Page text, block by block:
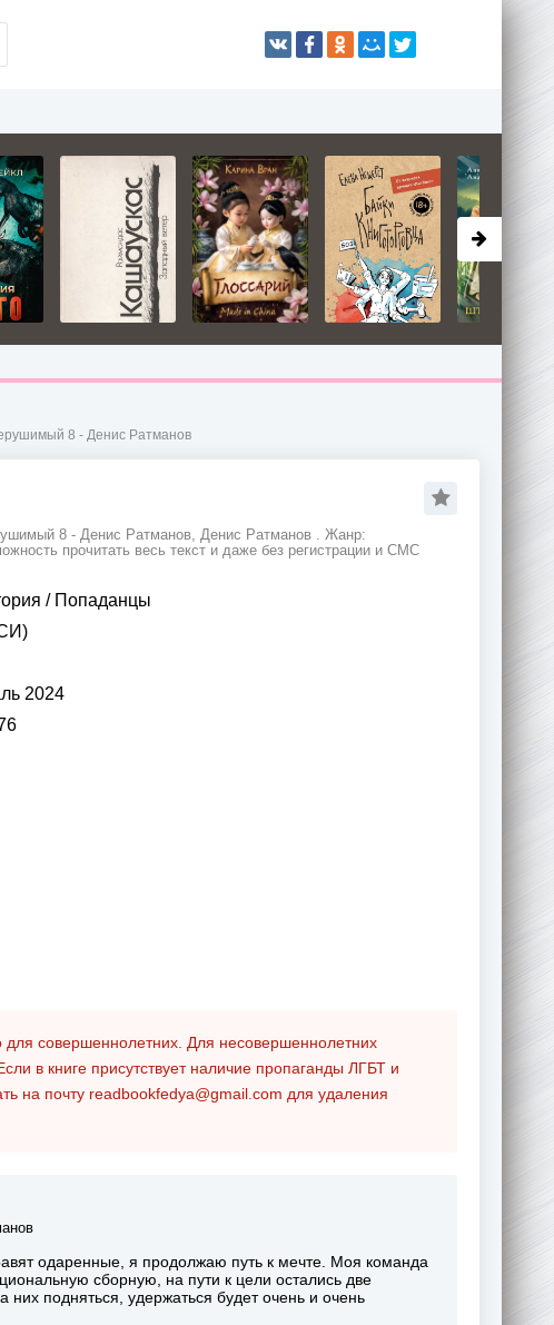
8 - Денис Ратманов
8 - Денис Ратманов, Денис Ратманов . Жанр:
прочитать весь текст и даже без регистрации и СМС
/ Попаданцы
2024
для совершеннолетних. Для несовершеннолетних
в книге присутствует наличие пропаганды ЛГБТ и
на почту readbookfedya@gmail.com для удаления
одаренные, я продолжаю путь к мечте. Моя команда
сборную, на пути к цели остались две
подняться, удержаться будет очень и очень